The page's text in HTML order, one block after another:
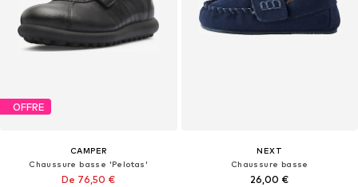
OFFRE
CAMPER
Chaussure basse 'Pelotas'
De 76,50 €
NEXT
Chaussure basse
26,00 €